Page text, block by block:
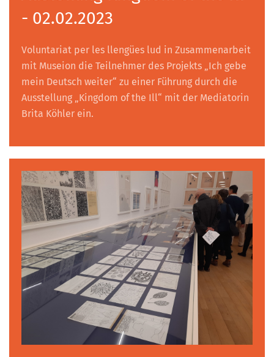
- 02.02.2023
Voluntariat per les llengües lud in Zusammenarbeit
mit Museion die Teilnehmer des Projekts „Ich gebe
mein Deutsch weiter“ zu einer Führung durch die
Ausstellung „Kingdom of the Ill“ mit der Mediatorin
Brita Köhler ein.